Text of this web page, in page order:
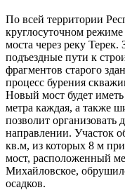
По всей территории
круглосуточном
моста через реку
подъездные пути к
фрагментов старого
процесс бурения
Новый мост будет
метра каждая, а также
позволит
направлении. Участок
кв.м, из которых 8 м
мост, расположенный
Михайловское,
осадков.